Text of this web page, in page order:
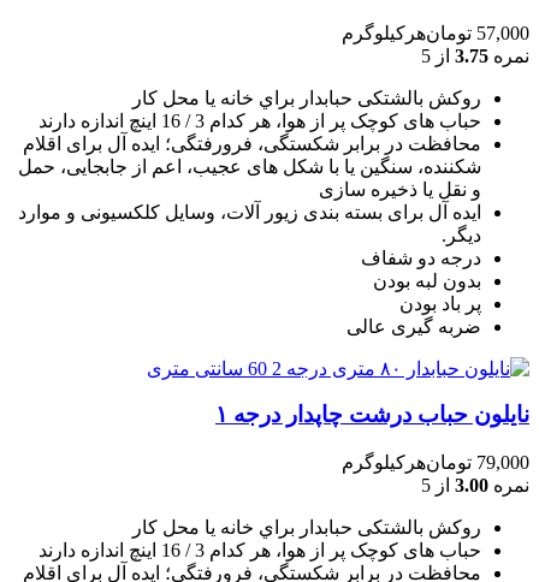
57,000 تومانهرکیلوگرم
نمره 3.75 از 5
روکش بالشتکی حبابدار براي خانه يا محل کار
حباب های کوچک پر از هوا، هر کدام 3 / 16 اينچ اندازه دارند
محافظت در برابر شکستگی، فرورفتگی؛ ايده آل برای اقلام
شکننده، سنگين يا با شکل های عجيب، اعم از جابجايی، حمل
و نقل يا ذخيره سازی
ایده آل برای بسته بندی زیور آلات، وسایل کلکسیونی و موارد
دیگر.
درجه دو شفاف
بدون لبه بودن
پر باد بودن
ضربه گیری عالی
نایلون حباب درشت چاپدار درجه ۱
79,000 تومانهرکیلوگرم
نمره 3.00 از 5
روکش بالشتکی حبابدار براي خانه يا محل کار
حباب های کوچک پر از هوا، هر کدام 3 / 16 اينچ اندازه دارند
محافظت در برابر شکستگی، فرورفتگی؛ ايده آل برای اقلام